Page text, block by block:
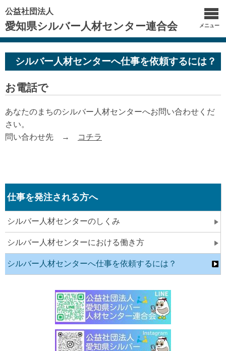
公益社団法人
愛知県シルバー人材センター連合会 メニュー
シルバー人材センターへ仕事を依頼するには？
お電話で
あなたのまちのシルバー人材センターへお問い合わせくだ
さい。
問い合わせ先 →
コチラ
仕事を発注される方へ
シルバー人材センターのしくみ
シルバー人材センターにおける働き方
シルバー人材センターへ仕事を依頼するには？